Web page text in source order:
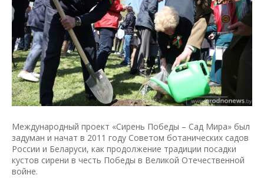
Международный проект «Сирень Победы – Сад Мира» был
задуман и начат в 2011 году Советом ботанических садов
России и Беларуси, как продолжение традиции посадки
кустов сирени в честь Победы в Великой Отечественной
войне.